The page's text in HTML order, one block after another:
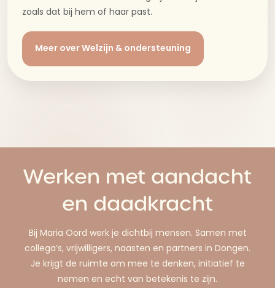
zoals dat bij hem of haar past.
Meer over Welzijn & ondersteuning
Werken met aandacht
en daadkracht
Bij Maria Oord werk je dichtbij mensen. Samen met
collega’s, vrijwilligers, naasten en partners in Dongen.
Je krijgt de ruimte om mee te denken, initiatief te
nemen en echt van betekenis te zijn.